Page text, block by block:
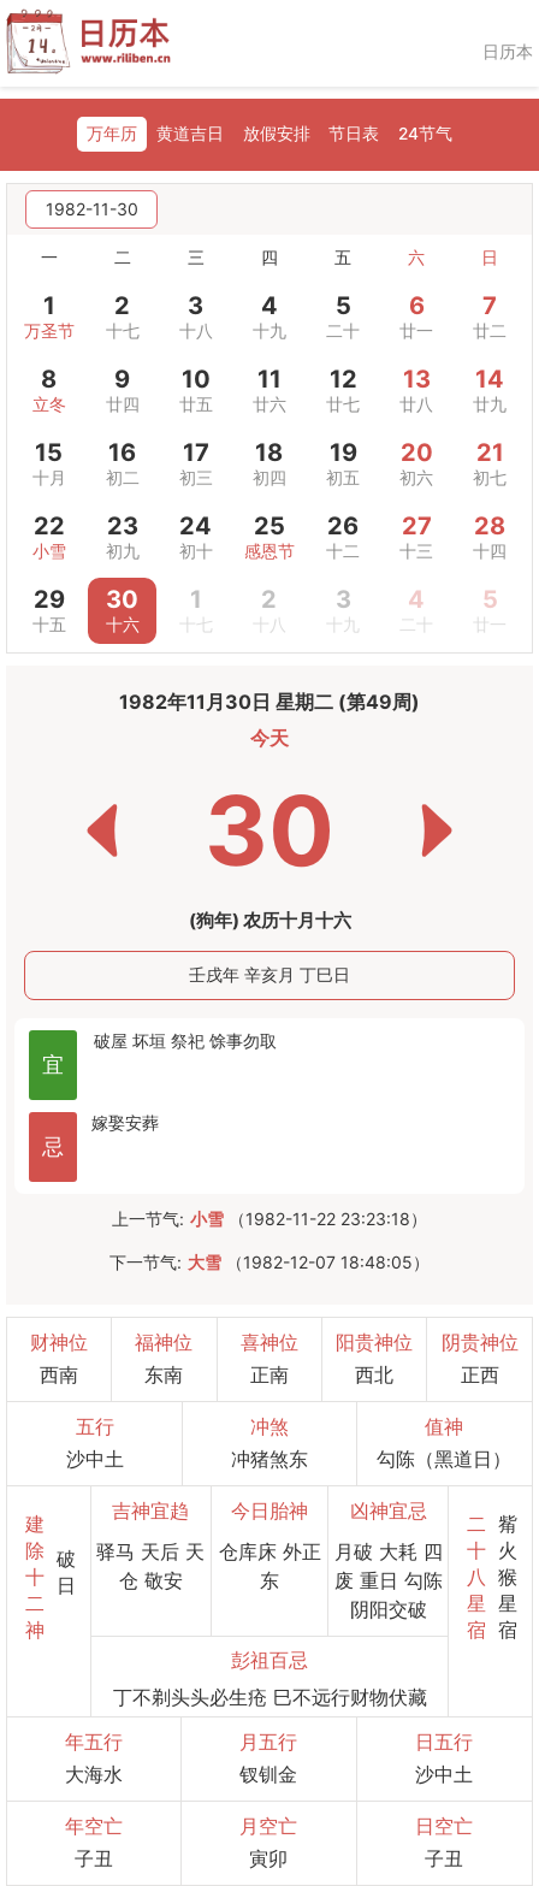
日历本
万年历 黄道吉日 放假安排 节日表 24节气
1982-11-30
一 二 三 四 五 六 日
1
万圣节
2
十七
3
十八
4
十九
5
二十
6
廿一
7
廿二
8
立冬
9
廿四
10
廿五
11
廿六
12
廿七
13
廿八
14
廿九
15
十月
16
初二
17
初三
18
初四
19
初五
20
初六
21
初七
22
小雪
23
初九
24
初十
25
感恩节
26
十二
27
十三
28
十四
29
十五
30
十六
1
十七
2
十八
3
十九
4 5
廿一
1982年11月30日 星期二 (第49周)
今天
30
(狗年) 农历十月十六
壬戌年 辛亥月 丁巳日
宜
破屋 坏垣 祭祀 馀事勿取
忌
嫁娶安葬
上一节气: 小雪 （1982-11-22 23:23:18）
下一节气: 大雪 （1982-12-07 18:48:05）
财神位
西南
福神位
东南
喜神位
正南
阳贵神位
西北
阴贵神位
正西
五行
沙中土
冲煞
冲猪煞东
值神
勾陈（黑道日）
建
除
十
二
神
破
日
吉神宜趋
驿马 天后 天
仓 敬安
今日胎神
仓库床 外正
东
凶神宜忌
月破 大耗 四
废 重日 勾陈
阴阳交破
彭祖百忌
丁不剃头头必生疮 巳不远行财物伏藏
二
十
八
星
宿
觜
火
猴
星
宿
年五行
大海水
月五行
钗钏金
日五行
沙中土
年空亡
子丑
月空亡
寅卯
日空亡
子丑